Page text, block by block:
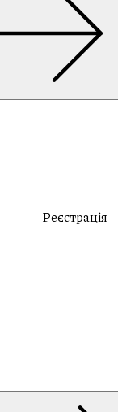
Реєстрація